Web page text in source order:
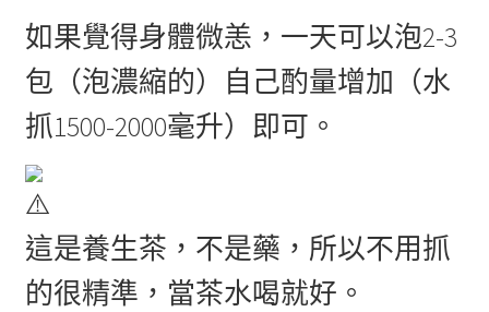
如果覺得身體微恙，一天可以泡2-3
包（泡濃縮的）自己酌量增加（水
抓1500-2000毫升）即可。
這是養生茶，不是藥，所以不用抓
的很精準，當茶水喝就好。